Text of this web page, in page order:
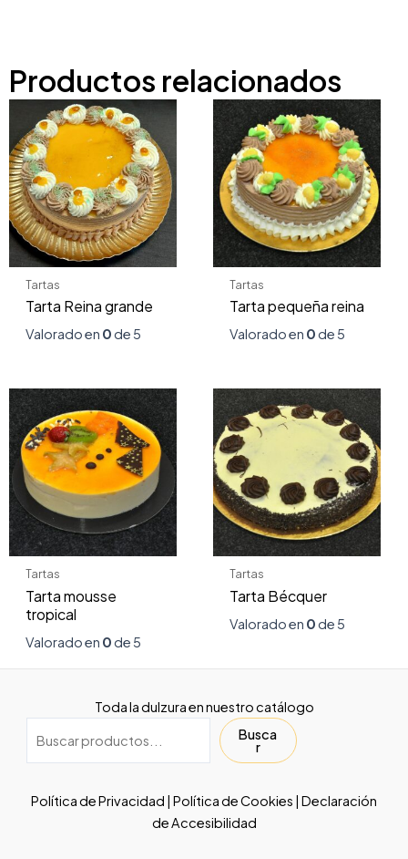
Productos relacionados
Tartas
Tarta Reina grande
Valorado en 0de 5
Tartas
Tarta pequeña reina
Valorado en 0de 5
Tartas
Tarta mousse
tropical
Valorado en 0de 5
Tartas
Tarta Bécquer
Valorado en 0de 5
Toda la dulzura en nuestro catálogo
Busca
r
Política de Privacidad | Política de Cookies | Declaración
de Accesibilidad